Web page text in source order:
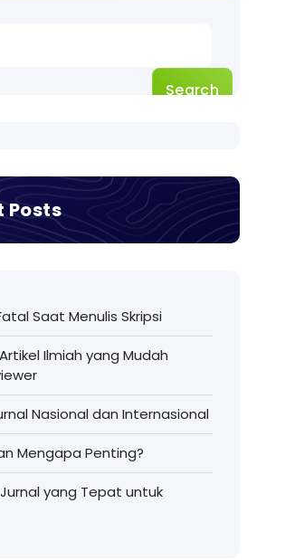
Search
Posts
Saat Menulis Skripsi
Ilmiah yang Mudah
Nasional dan Internasional
Mengapa Penting?
yang Tepat untuk